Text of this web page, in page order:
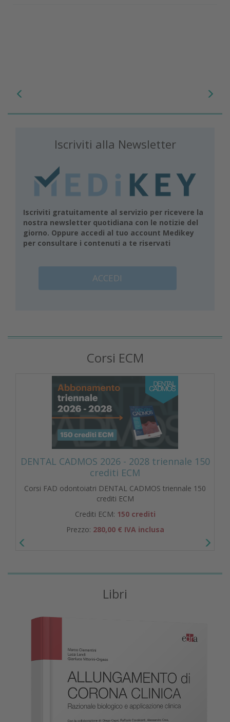
Iscriviti alla Newsletter
Iscriviti gratuitamente al servizio per ricevere la
nostra newsletter quotidiana con le notizie del
giorno. Oppure accedi al tuo account Medikey
per consultare i contenuti a te riservati
ACCEDI
Corsi ECM
DENTAL CADMOS 2026 - 2028 triennale 150
crediti ECM
Corsi FAD odontoiatri DENTAL CADMOS triennale 150
crediti ECM
Crediti ECM: 150 crediti
Prezzo: 280,00 € IVA inclusa
Libri